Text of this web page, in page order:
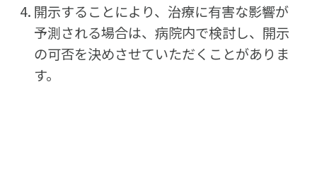
開示することにより、治療に有害な影響が
予測される場合は、病院内で検討し、開示
の可否を決めさせていただくことがありま
す。